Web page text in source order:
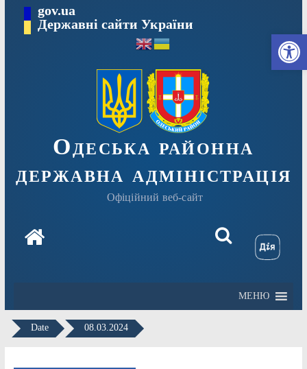
Перейтиgov.ua
Державні сайти України
Одеська районна
державна адміністрація
Офіційний веб-сайт
МЕНЮ
Date 08.03.2024